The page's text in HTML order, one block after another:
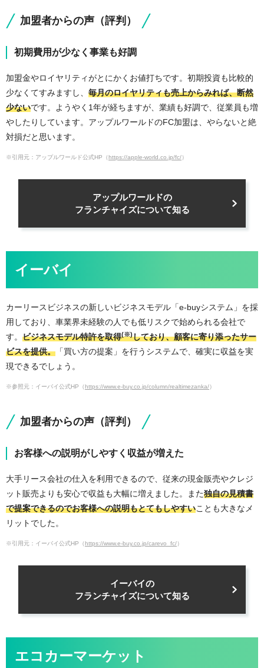
加盟者からの声（評判）
初期費用が少なく事業も好調
加盟金やロイヤリティがとにかくお値打ちです。初期投資も比較的
少なくてすみますし、 毎月のロイヤリティも売上からみれば、断然
少ないです。ようやく1年が経ちますが、業績も好調で、従業員も増
やしたりしています。アップルワールドのFC加盟は、やらないと絶
対損だと思います。
※引用元：アップルワールド公式HP（https://apple-world.co.jp/fc/）
アップルワールドの
フランチャイズについて知る
イーバイ
カーリースビジネスの新しいビジネスモデル「e-buyシステム」を採
用しており、車業界未経験の人でも低リスクで始められる会社で
す。 ビジネスモデル特許を取得(※)しており、顧客に寄り添ったサー
ビスを提供。 「買い方の提案」を行うシステムで、確実に収益を実
現できるでしょう。
※参照元：イーバイ公式HP（https://www.e-buy.co.jp/column/realtimezanka/）
加盟者からの声（評判）
お客様への説明がしやすく収益が増えた
大手リース会社の仕入を利用できるので、従来の現金販売やクレジ
ット販売よりも安心で収益も大幅に増えました。また独自の見積書
で提案できるのでお客様への説明もとてもしやすいことも大きなメ
リットでした。
※引用元：イーバイ公式HP（https://www.e-buy.co.jp/carevo_fc/）
イーバイの
フランチャイズについて知る
エコカーマーケット